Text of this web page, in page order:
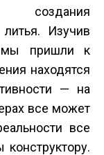
создания
Изучив
мы пришли к
находятся
— на
все может
все
конструктору.